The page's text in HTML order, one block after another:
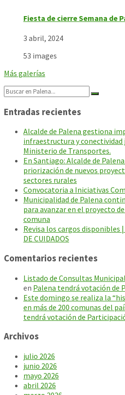
Fiesta de cierre Semana de
3 abril, 2024
53 images
Más galerías
Search:
Entradas recientes
Alcalde de Palena gestiona
infraestructura y conectividad
Ministerio de Transportes.
En Santiago: Alcalde de
priorización de nuevos
sectores rurales
Convocatoria a Iniciativas
Municipalidad de Palena
para avanzar en el proyecto
comuna
Revisa los cargos disponibles |
DE CUIDADOS
Comentarios recientes
Listado de Consultas
en Palena tendrá votación de
Este domingo se realiza la
en más de 200 comunas del
tendrá votación de
Archivos
julio 2026
junio 2026
mayo 2026
abril 2026